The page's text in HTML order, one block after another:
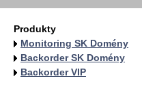
Produkty
Monitoring SK Domény
Backorder SK Domény
Backorder VIP